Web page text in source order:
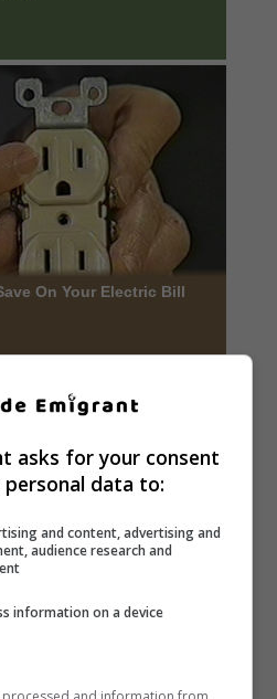
asks for your consent
data to:
and content, advertising and
audience research and
information on a device